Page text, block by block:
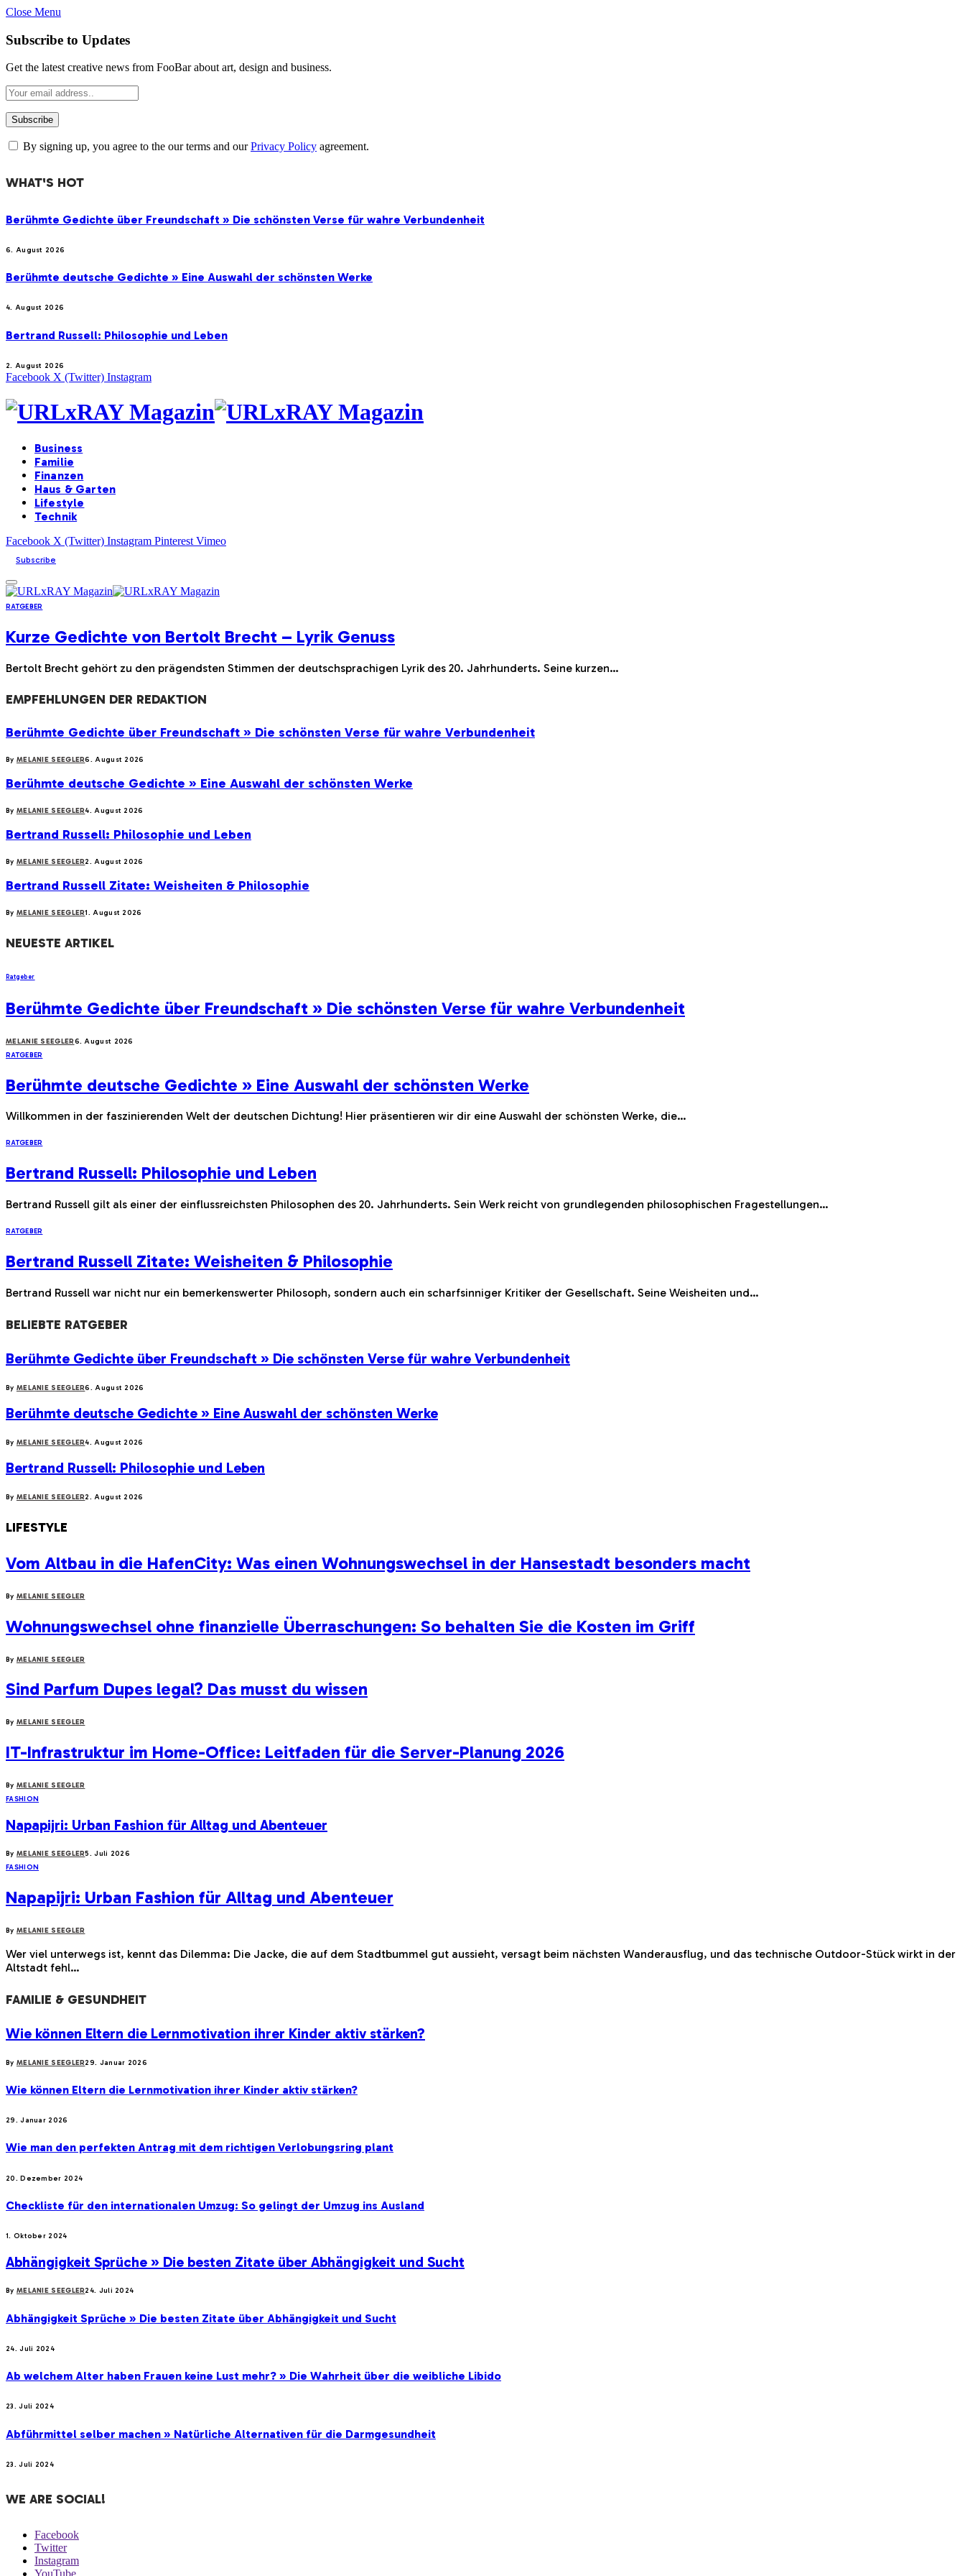
Close Menu
Subscribe to Updates
Get the latest creative news from FooBar about art, design and business.
By signing up, you agree to the our terms and ourPrivacy Policy agreement.
WHAT'S HOT
Berühmte Gedichte über Freundschaft » Die schönsten Verse für wahre Verbundenheit
6. August 2026
Berühmte deutsche Gedichte » Eine Auswahl der schönsten Werke
4. August 2026
Bertrand Russell: Philosophie und Leben
2. August 2026
Facebook X (Twitter) Instagram
Business
Familie
Finanzen
Haus & Garten
Lifestyle
Technik
Facebook X (Twitter) Instagram Pinterest Vimeo
Subscribe
RATGEBER
Kurze Gedichte von Bertolt Brecht – Lyrik Genuss
Bertolt Brecht gehört zu den prägendsten Stimmen der deutschsprachigen Lyrik des 20. Jahrhunderts. Seine kurzen…
EMPFEHLUNGEN DER REDAKTION
Berühmte Gedichte über Freundschaft » Die schönsten Verse für wahre Verbundenheit
By MELANIE SEEGLER6. August 2026
Berühmte deutsche Gedichte » Eine Auswahl der schönsten Werke
By MELANIE SEEGLER4. August 2026
Bertrand Russell: Philosophie und Leben
By MELANIE SEEGLER2. August 2026
Bertrand Russell Zitate: Weisheiten & Philosophie
By MELANIE SEEGLER1. August 2026
NEUESTE ARTIKEL
Ratgeber
Berühmte Gedichte über Freundschaft » Die schönsten Verse für wahre Verbundenheit
MELANIE SEEGLER6. August 2026
RATGEBER
Berühmte deutsche Gedichte » Eine Auswahl der schönsten Werke
Willkommen in der faszinierenden Welt der deutschen Dichtung! Hier präsentieren wir dir eine Auswahl der schönsten Werke, die…
RATGEBER
Bertrand Russell: Philosophie und Leben
Bertrand Russell gilt als einer der einflussreichsten Philosophen des 20. Jahrhunderts. Sein Werk reicht von grundlegenden philosophischen Fragestellungen…
RATGEBER
Bertrand Russell Zitate: Weisheiten & Philosophie
Bertrand Russell war nicht nur ein bemerkenswerter Philosoph, sondern auch ein scharfsinniger Kritiker der Gesellschaft. Seine Weisheiten und…
BELIEBTE RATGEBER
Berühmte Gedichte über Freundschaft » Die schönsten Verse für wahre Verbundenheit
By MELANIE SEEGLER6. August 2026
Berühmte deutsche Gedichte » Eine Auswahl der schönsten Werke
By MELANIE SEEGLER4. August 2026
Bertrand Russell: Philosophie und Leben
By MELANIE SEEGLER2. August 2026
LIFESTYLE
Vom Altbau in die HafenCity: Was einen Wohnungswechsel in der Hansestadt besonders macht
By MELANIE SEEGLER
Wohnungswechsel ohne finanzielle Überraschungen: So behalten Sie die Kosten im Griff
By MELANIE SEEGLER
Sind Parfum Dupes legal? Das musst du wissen
By MELANIE SEEGLER
IT-Infrastruktur im Home-Office: Leitfaden für die Server-Planung 2026
By MELANIE SEEGLER
FASHION
Napapijri: Urban Fashion für Alltag und Abenteuer
By MELANIE SEEGLER5. Juli 2026
FASHION
Napapijri: Urban Fashion für Alltag und Abenteuer
By MELANIE SEEGLER
Wer viel unterwegs ist, kennt das Dilemma: Die Jacke, die auf dem Stadtbummel gut aussieht, versagt beim nächsten Wanderausflug, und das technische Outdoor-Stück wirkt in der
Altstadt fehl…
FAMILIE & GESUNDHEIT
Wie können Eltern die Lernmotivation ihrer Kinder aktiv stärken?
By MELANIE SEEGLER29. Januar 2026
Wie können Eltern die Lernmotivation ihrer Kinder aktiv stärken?
29. Januar 2026
Wie man den perfekten Antrag mit dem richtigen Verlobungsring plant
20. Dezember 2024
Checkliste für den internationalen Umzug: So gelingt der Umzug ins Ausland
1. Oktober 2024
Abhängigkeit Sprüche » Die besten Zitate über Abhängigkeit und Sucht
By MELANIE SEEGLER24. Juli 2024
Abhängigkeit Sprüche » Die besten Zitate über Abhängigkeit und Sucht
24. Juli 2024
Ab welchem Alter haben Frauen keine Lust mehr? » Die Wahrheit über die weibliche Libido
23. Juli 2024
Abführmittel selber machen » Natürliche Alternativen für die Darmgesundheit
23. Juli 2024
WE ARE SOCIAL!
Facebook
Twitter
Instagram